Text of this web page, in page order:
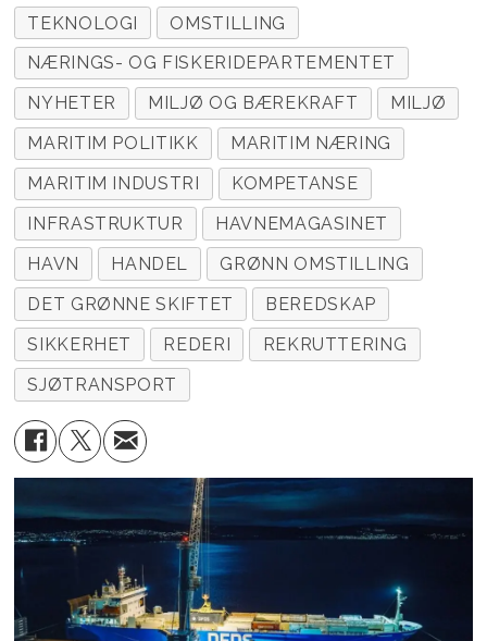
TEKNOLOGI
OMSTILLING
NÆRINGS- OG FISKERIDEPARTEMENTET
NYHETER
MILJØ OG BÆREKRAFT
MILJØ
MARITIM POLITIKK
MARITIM NÆRING
MARITIM INDUSTRI
KOMPETANSE
INFRASTRUKTUR
HAVNEMAGASINET
HAVN
HANDEL
GRØNN OMSTILLING
DET GRØNNE SKIFTET
BEREDSKAP
SIKKERHET
REDERI
REKRUTTERING
SJØTRANSPORT